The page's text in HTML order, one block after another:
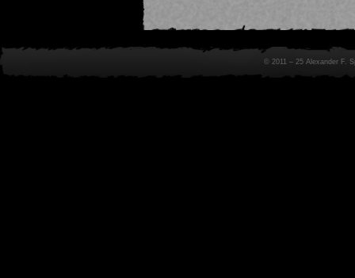
© 2011 – 25 Alexander F.